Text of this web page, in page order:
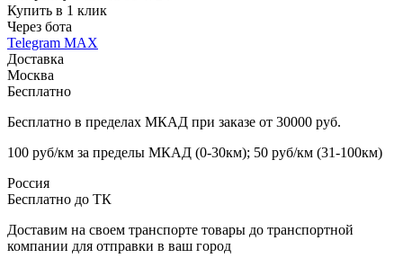
Купить в 1 клик
Через бота
Telegram MAX
Доставка
Москва
Бесплатно
Бесплатно в пределах МКАД при заказе от 30000 руб.
100 руб/км за пределы МКАД (0-30км); 50 руб/км (31-100км)
Россия
Бесплатно до ТК
Доставим на своем транспорте товары до транспортной
компании для отправки в ваш город